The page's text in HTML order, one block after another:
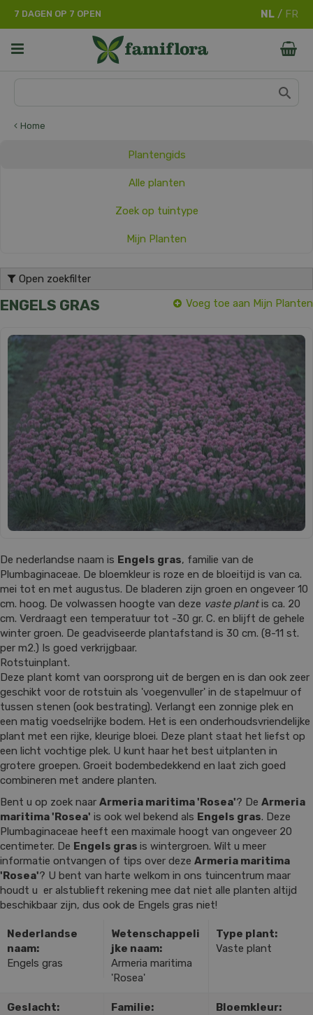
Home
7 DAGEN OP 7 OPEN
Plantengids
Alle planten
Zoek op tuintype
Mijn Planten
Open zoekfilter
ENGELS GRAS Voeg toe aan Mijn Planten
De nederlandse naam is Engels gras, familie van de
Plumbaginaceae. De bloemkleur is roze en de bloeitijd is van ca.
mei tot en met augustus. De bladeren zijn groen en ongeveer 10
cm. hoog. De volwassen hoogte van deze vaste plantis ca. 20
cm. Verdraagt een temperatuur tot -30 gr. C. en blijft de gehele
winter groen. De geadviseerde plantafstand is 30 cm. (8-11 st.
per m2.) Is goed verkrijgbaar.
Rotstuinplant.
Deze plant komt van oorsprong uit de bergen en is dan ook zeer
geschikt voor de rotstuin als 'voegenvuller' in de stapelmuur of
tussen stenen (ook bestrating). Verlangt een zonnige plek en
een matig voedselrijke bodem. Het is een onderhoudsvriendelijke
plant met een rijke, kleurige bloei. Deze plant staat het liefst op
een licht vochtige plek. U kunt haar het best uitplanten in
grotere groepen. Groeit bodembedekkend en laat zich goed
combineren met andere planten.
Bent u op zoek naar Armeria maritima 'Rosea'? De Armeria
maritima 'Rosea' is ook wel bekend als Engels gras. Deze
Plumbaginaceae heeft een maximale hoogt van ongeveer 20
centimeter. De Engels gras is wintergroen. Wilt u meer
informatie ontvangen of tips over deze Armeria maritima
'Rosea'? U bent van harte welkom in ons tuincentrum maar
houdt u er alstublieft rekening mee dat niet alle planten altijd
beschikbaar zijn, dus ook de Engels gras niet!
Nederlandse
naam:
Engels gras
Wetenschappeli
jke naam:
Armeria maritima
'Rosea'
Type plant:
Vaste plant
Geslacht:
Familie:
Bloemkleur: